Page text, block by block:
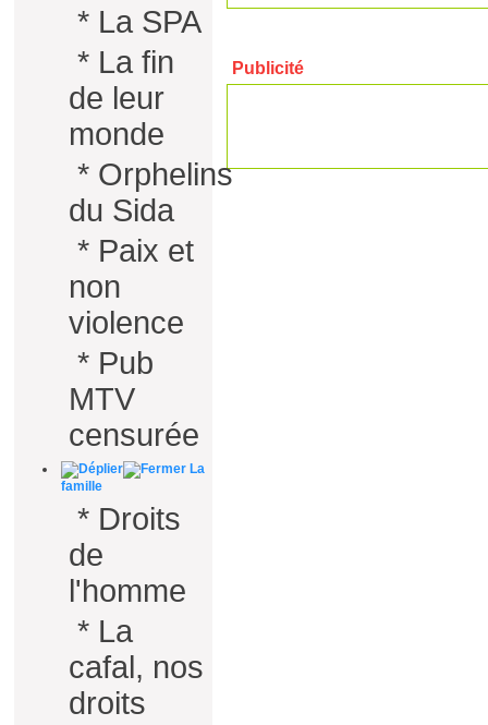
* La SPA
* La fin
de leur
monde
* Orphelins
du Sida
* Paix et
non
violence
* Pub
MTV
censurée
La
famille
* Droits
de
l'homme
* La
cafal, nos
droits
Publicité